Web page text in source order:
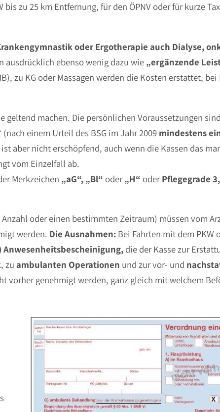
zu 25 km Entfernung, für den ÖPNV oder für kurze
oder Ergotherapie auch Dialyse,
ausdrücklich ebenso wenig dazu wie „ergänzende
zu KG oder Massagen werden die Kosten erstattet, bei
machen. Die persönlichen Voraussetzungen
(nach einem Urteil des BSG im Jahr 2009 mindestens
aber nicht erschöpfend, auch wenn die Kassen das
vom Einzelfall ab.
Merkzeichen „aG“, „Bl“ oder„H“ oderPflegegrade
oder einen bestimmten Zeitraum) müssen vom
werden. Die Ausnahmen: Bei Fahrten mit dem PKW
Anwesenheitsbescheinigung, die der Kasse zur
zu ambulanten Operationen und zur vor- und
vorher genehmigt werden, ganz gleich mit welchem